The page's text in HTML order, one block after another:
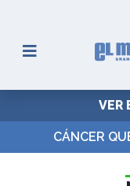
VER
CÁNCER